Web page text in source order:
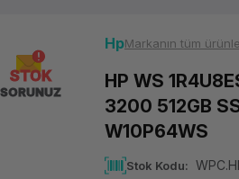
STOK
SORUNUZ
HpMarkanın tüm
HP WS
3200 512GB
W10P64WS
Stok Kodu